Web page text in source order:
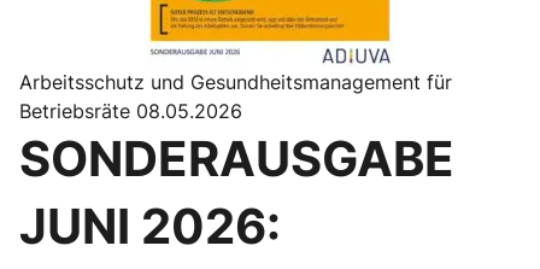
Arbeitsschutz und Gesundheitsmanagement für
Betriebsräte 08.05.2026
SONDERAUSGABE
JUNI 2026: